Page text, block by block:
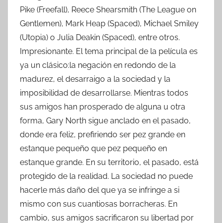
Pike (Freefall), Reece Shearsmith (The League on
Gentlemen), Mark Heap (Spaced), Michael Smiley
(Utopia) o Julia Deakin (Spaced), entre otros.
Impresionante. El tema principal de la película es
ya un clásico:la negación en redondo de la
madurez, el desarraigo a la sociedad y la
imposibilidad de desarrollarse. Mientras todos
sus amigos han prosperado de alguna u otra
forma, Gary North sigue anclado en el pasado,
donde era feliz, prefiriendo ser pez grande en
estanque pequeño que pez pequeño en
estanque grande. En su territorio, el pasado, está
protegido de la realidad. La sociedad no puede
hacerle más daño del que ya se infringe a si
mismo con sus cuantiosas borracheras. En
cambio, sus amigos sacrificaron su libertad por